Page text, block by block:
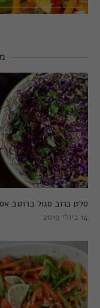
סלט כרוב סגול ברוטב
14 ביולי 2019